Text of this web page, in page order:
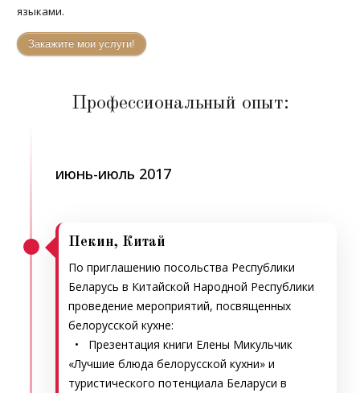
языками.
Закажите мои услуги!
Профессиональный опыт:
июнь-июль 2017
Пекин, Китай
По приглашению посольства Республики
Беларусь в Китайской Народной Республики
проведение мероприятий, посвященных
белорусской кухне:
• Презентация книги Елены Микульчик
«Лучшие блюда белорусской кухни» и
туристического потенциала Беларуси в